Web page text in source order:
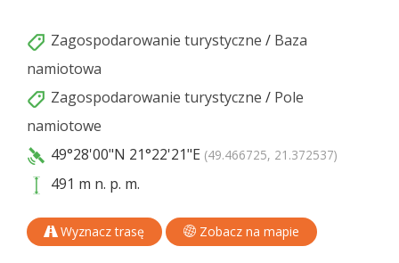
Zagospodarowanie turystyczne / Baza
namiotowa
Zagospodarowanie turystyczne / Pole
namiotowe
49°28'00"N 21°22'21"E (49.466725, 21.372537)
491 m n. p. m.
Wyznacz trasę Zobacz na mapie